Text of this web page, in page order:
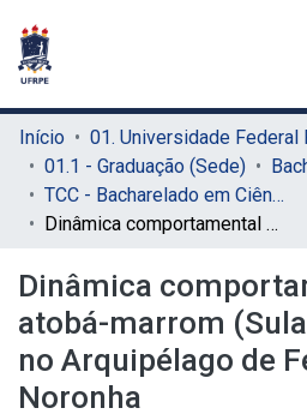
Início
01.1 - Graduação (Sede)
TCC - Bacharelado em Ciências Biológicas (Sede)
Dinâmica comportamental do atobá-marrom (Sula leucogaster) no Arquipélago de Fernando de Noronha
Dinâmica
atobá-marrom
no Arquipélago de
Noronha